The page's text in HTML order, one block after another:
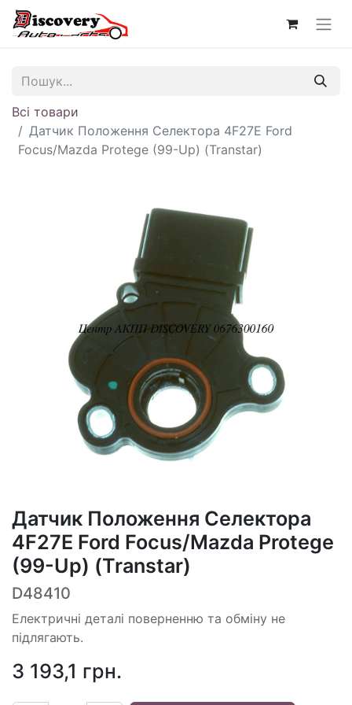
Всі товари
Датчик Положення Селектора 4F27E Ford
Focus/Mazda Protege (99-Up) (Transtar)
Датчик Положення Селектора
4F27E Ford Focus/Mazda Protege
(99-Up) (Transtar)
D48410
Електричні деталі поверненню та обміну не
підлягають.
3 193,1 грн.